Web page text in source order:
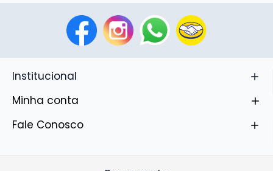
Institucional
Minha conta
Fale Conosco